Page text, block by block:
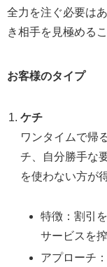
全力を注ぐ必要は
き相手を見極める
お客様のタイプ
ケチ
ワンタイムで帰
チ、自分勝手な
を使わない方が
特徴：割引
サービスを
アプローチ